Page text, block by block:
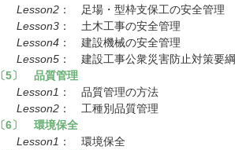
Lesson2 ： 足場・型枠支保工の安全管理
Lesson3 ： 土木工事の安全管理
Lesson4 ： 建設機械の安全管理
Lesson5 ： 建設工事公衆災害防止対策要綱
〔5〕 品質管理
Lesson1 ： 品質管理の方法
Lesson2 ： 工種別品質管理
〔6〕 環境保全
Lesson1 ： 環境保全